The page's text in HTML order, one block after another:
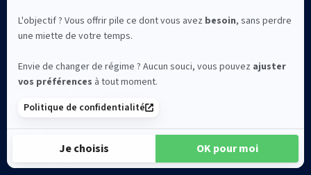
Bon de livraison
CERFA Fluides Frigorigènes
Tarifs
Ressources